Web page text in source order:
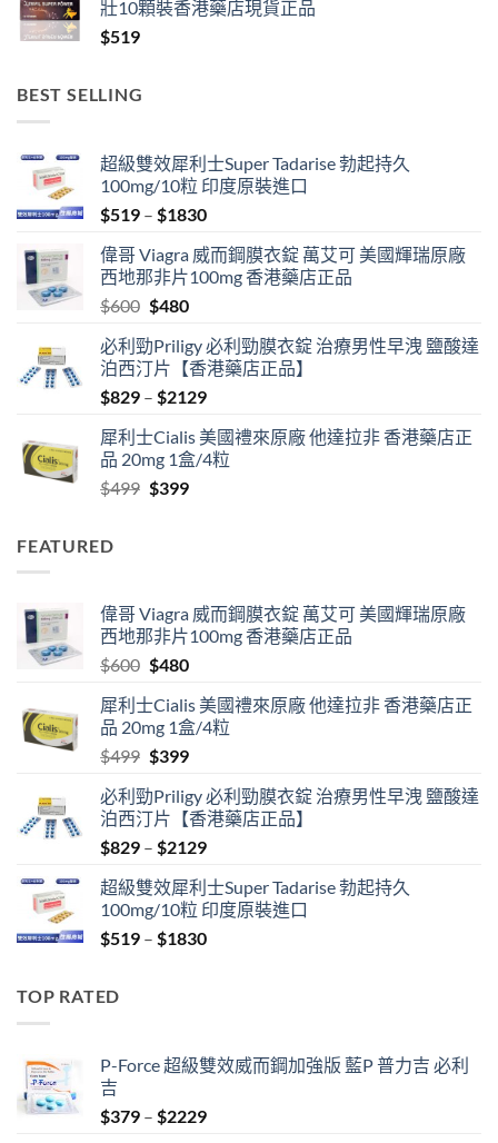
壯10顆裝香港藥店現貨正品
$519
BEST SELLING
超級雙效犀利士Super Tadarise 勃起持久
100mg/10粒 印度原裝進口
$519 – $1830Price
$519
through
偉哥 Viagra 威而鋼膜衣錠 萬艾可 美國輝瑞原廠
西地那非片100mg 香港藥店正品
$600 Original
was:
$600.
$480Current
is:
$480.
必利勁Priligy 必利勁膜衣錠 治療男性早洩 鹽酸達
泊西汀片【香港藥店正品】
$829 – $2129Price
$829
through
犀利士Cialis 美國禮來原廠 他達拉非 香港藥店正
品 20mg 1盒/4粒
$499 Original
$399Current
FEATURED
偉哥 Viagra 威而鋼膜衣錠 萬艾可 美國輝瑞原廠
西地那非片100mg 香港藥店正品
$600 Original
was:
$600.
$480Current
is:
$480.
犀利士Cialis 美國禮來原廠 他達拉非 香港藥店正
品 20mg 1盒/4粒
$499 Original
was:
$499.
$399Current
is:
$399.
必利勁Priligy 必利勁膜衣錠 治療男性早洩 鹽酸達
泊西汀片【香港藥店正品】
$829 – $2129Price
$829
through
$2129
超級雙效犀利士Super Tadarise 勃起持久
100mg/10粒 印度原裝進口
$519 – $1830Price
TOP RATED
P-Force 超級雙效威而鋼加強版 藍P 普力吉 必利
吉
$379 – $2229Price